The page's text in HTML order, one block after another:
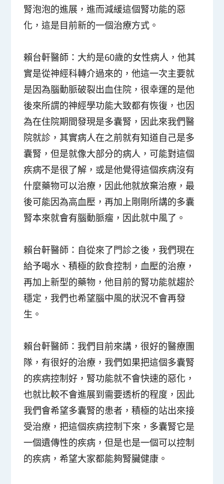
腎泡泡的進展，進而減緩這個腎功能的惡
化，這是目前新的一個治療方式。
賴台軒醫師： 大約是60歲的女性病人，他其
實是從神經科轉介過來的，他這一次主要就
是因為腦動脈破裂出血住院，很幸運的是他
後來所謂的神經學功能大致都有恢復，也因
為在住院期間發現是多囊腎，因此來我們醫
院就診，其實病人在之前就有知道自己是多
囊腎，但是就像大部分的病人，可能對這個
疾病不是很了解，或是他覺得這個疾病沒有
什麼藥物可以治療，因此他就放棄治療，最
後可能因為高血壓，再加上剛剛所講的多囊
腎本來就會有腦動脈瘤，因此就中風了。
賴台軒醫師： 自從來了門診之後，我們現在
給予喝水、積極的飲食控制，血壓的治療，
再加上新型的藥物，他目前的腎功能就趨於
穩定，我們也希望腦中風的狀況不會再發
生。
賴台軒醫師： 我們目前來講，很好的醫療團
隊，有很好的治療，我們如果把這個多囊腎
的疾病控制好，腎功能就不會快速的惡化，
也就比較不會進展到需要透析的程度，因此
我們會希望多囊腎的患者，積極的站出來接
受治療，把這個疾病控制下來，多囊腎它是
一個遺傳性的疾病，但是也是一個可以控制
的疾病，希望大家都能夠腎臟健康。